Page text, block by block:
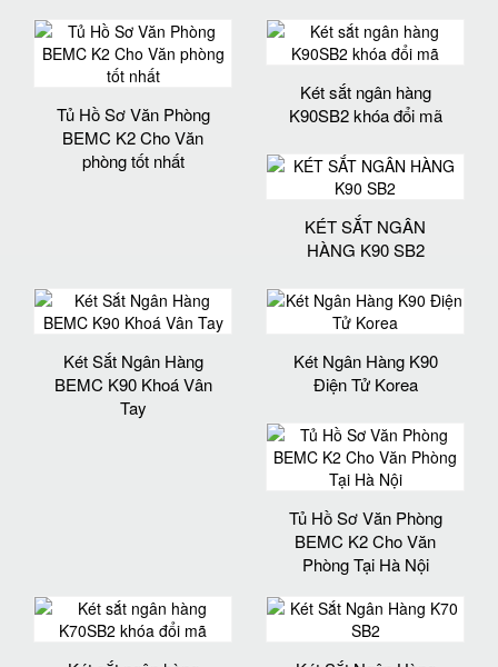
Tủ Hồ Sơ Văn Phòng
BEMC K2 Cho Văn
phòng tốt nhất
Két sắt ngân hàng
K90SB2 khóa đổi mã
KÉT SẮT NGÂN
HÀNG K90 SB2
Két Sắt Ngân Hàng
BEMC K90 Khoá Vân
Tay
Két Ngân Hàng K90
Điện Tử Korea
Tủ Hồ Sơ Văn Phòng
BEMC K2 Cho Văn
Phòng Tại Hà Nội